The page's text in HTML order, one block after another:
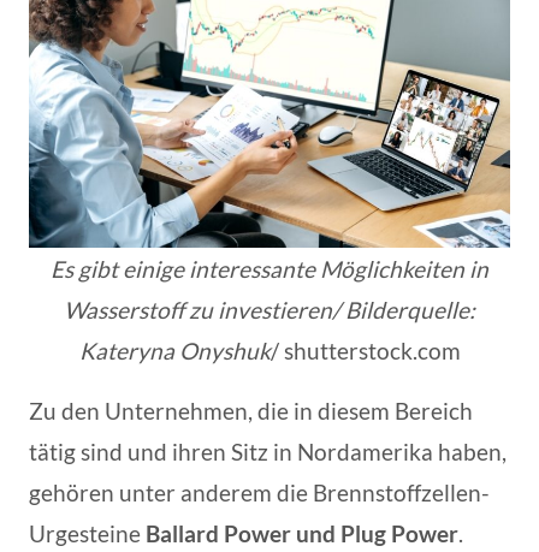
Es gibt einige interessante Möglichkeiten in
Wasserstoff zu investieren/ Bilderquelle:
Kateryna Onyshuk/ shutterstock.com
Zu den Unternehmen, die in diesem Bereich
tätig sind und ihren Sitz in Nordamerika haben,
gehören unter anderem die Brennstoffzellen-
Urgesteine Ballard Power und Plug Power.